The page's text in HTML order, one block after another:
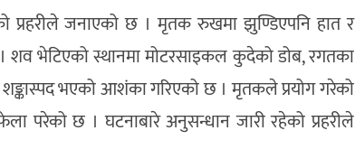
प्रहरीले जनाएको छ । मृतक रुखमा झुण्डिएपनि हात र
शव भेटिएको स्थानमा मोटरसाइकल कुदेको डोब, रगतका
भएको आशंका गरिएको छ । मृतकले प्रयोग गरेको
परेको छ । घटनाबारे अनुसन्धान जारी रहेको प्रहरीले